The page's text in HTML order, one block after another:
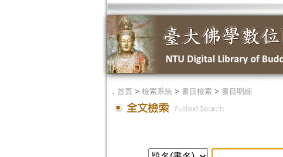
． 首頁> 檢索系統> 書目檢索> 書目明細